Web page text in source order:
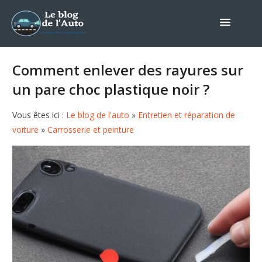
Comment enlever des rayures sur
un pare choc plastique noir ?
Vous êtes ici : Le blog de l'auto » Entretien et réparation de
voiture »Carrosserie et peinture